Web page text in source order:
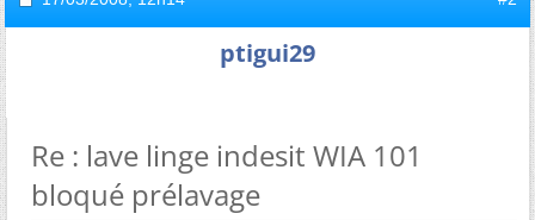
ptigui29
Re : lave linge indesit WIA 101
bloqué prélavage